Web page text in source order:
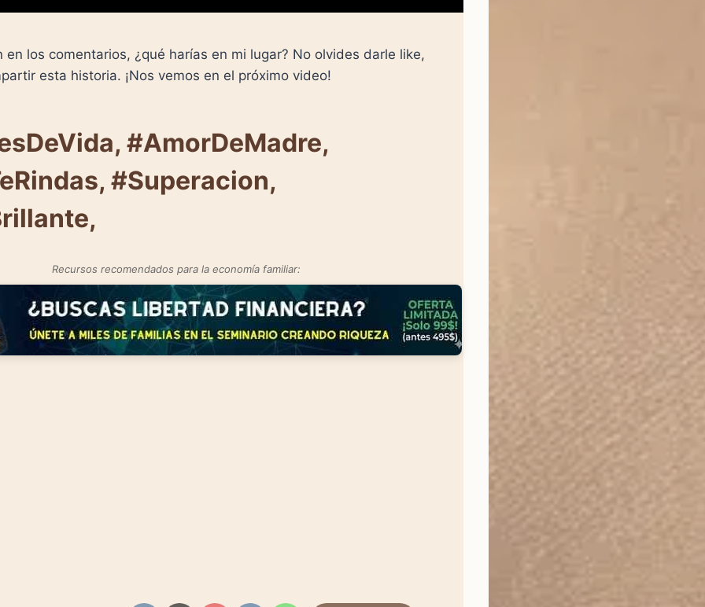
en los comentarios, ¿qué harías en mi lugar? No olvides darle like,
esta historia. ¡Nos vemos en el próximo video!
#AmorDeMadre,
#Superacion,
Recursos recomendados para la economía familiar: